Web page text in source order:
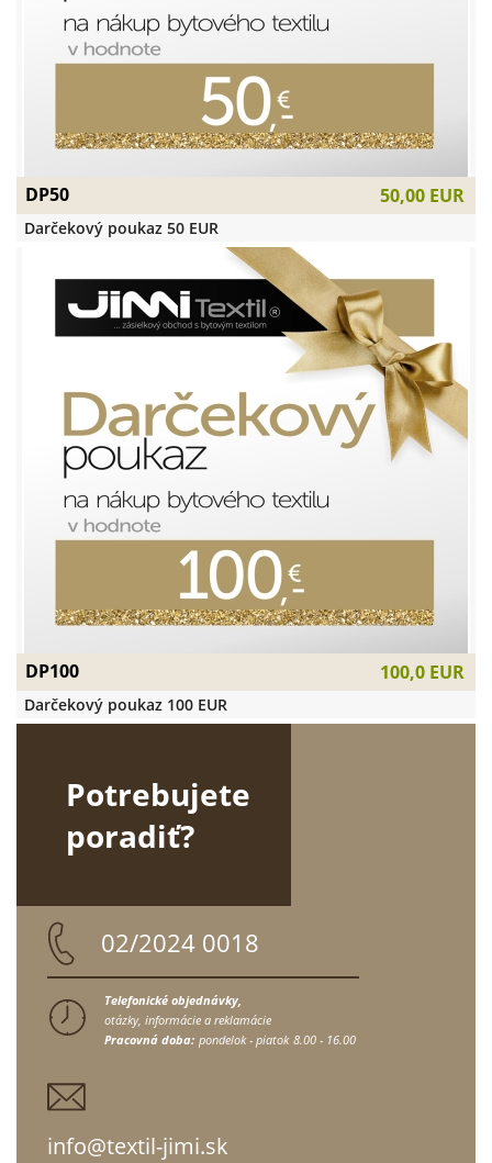
DP50 50,00 EUR
Darčekový poukaz 50 EUR
DP100 100,0 EUR
Darčekový poukaz 100 EUR
Potrebujete
poradiť?
02/2024 0018
Telefonické objednávky,
otázky, informácie a reklamácie
Pracovná doba: pondelok - piatok 8.00 - 16.00
info@textil-jimi.sk